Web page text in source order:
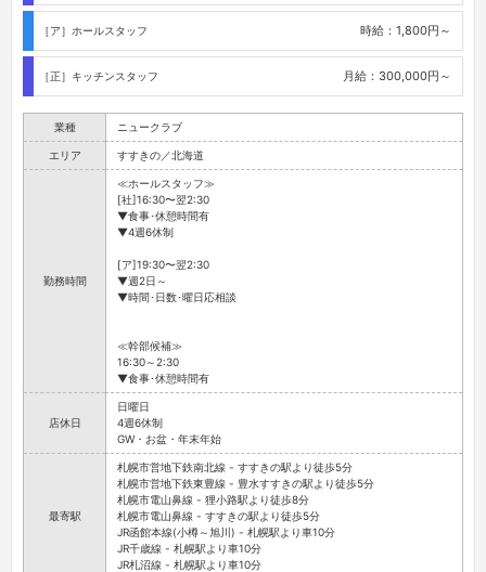
［ア］ホールスタッフ 時給：1,800円～
［正］キッチンスタッフ 月給：300,000円～
業種 ニュークラブ
エリア すすきの／北海道
勤務時間
≪ホールスタッフ≫
[社]16:30〜翌2:30
▼食事･休憩時間有
▼4週6休制
[ア]19:30〜翌2:30
▼週2日～
▼時間･日数･曜日応相談
≪幹部候補≫
16:30～2:30
▼食事･休憩時間有
店休日
日曜日
4週6休制
GW・お盆・年末年始
最寄駅
札幌市営地下鉄南北線 - すすきの駅より徒歩5分
札幌市営地下鉄東豊線 - 豊水すすきの駅より徒歩5分
札幌市電山鼻線 - 狸小路駅より徒歩8分
札幌市電山鼻線 - すすきの駅より徒歩5分
JR函館本線(小樽～旭川) - 札幌駅より車10分
JR千歳線 - 札幌駅より車10分
JR札沼線 - 札幌駅より車10分